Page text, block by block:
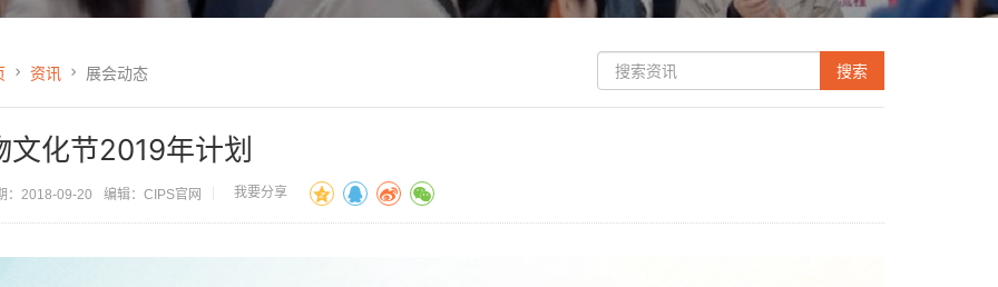
资讯 展会动态
文化节2019年计划
：2018-09-20 编辑：CIPS官网 我要分享